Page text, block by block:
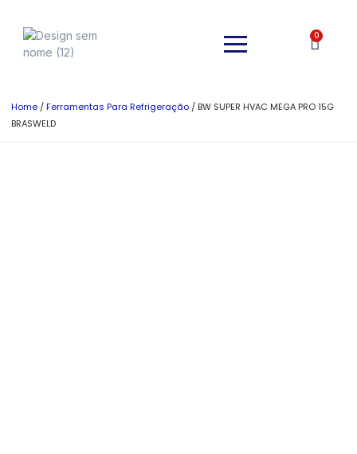
0
Home /Ferramentas Para Refrigeração / BW SUPER HVAC MEGA PRO 15G
BRASWELD